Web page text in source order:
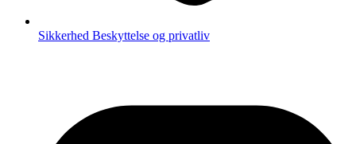
Sikkerhed Beskyttelse og privatliv